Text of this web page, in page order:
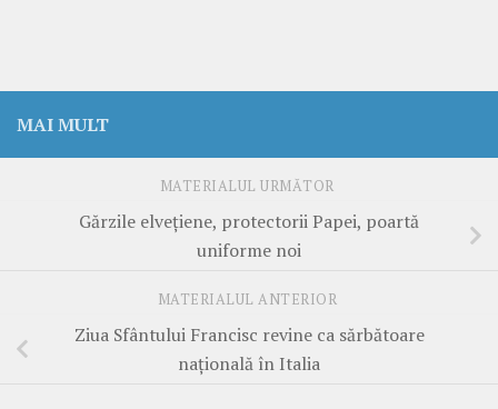
MAI MULT
MATERIALUL URMĂTOR
Gărzile elvețiene, protectorii Papei, poartă
uniforme noi
MATERIALUL ANTERIOR
Ziua Sfântului Francisc revine ca sărbătoare
națională în Italia